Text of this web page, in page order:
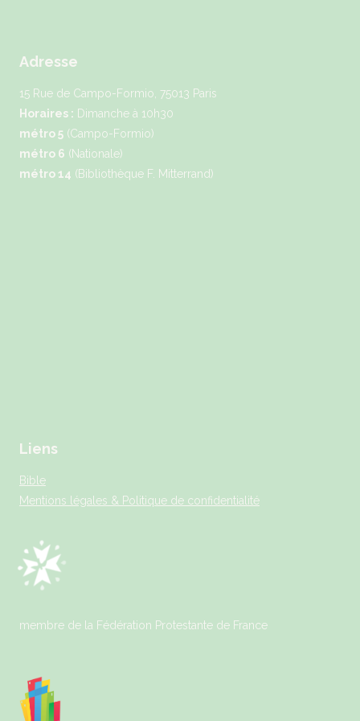
Adresse
15 Rue de Campo-Formio, 75013 Paris
Horaires : Dimanche à 10h30
métro 5 (Campo-Formio)
métro 6 (Nationale)
métro 14 (Bibliothèque F. Mitterrand)
Liens
Bible
Mentions légales & Politique de confidentialité
membre de la Fédération Protestante de France